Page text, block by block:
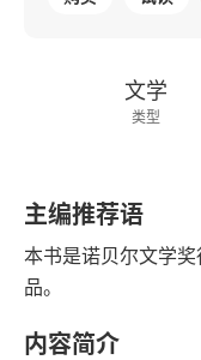
文学
类型
2011-06-01
发行日期
主编推荐语
本书是诺贝尔文学
品。
内容简介